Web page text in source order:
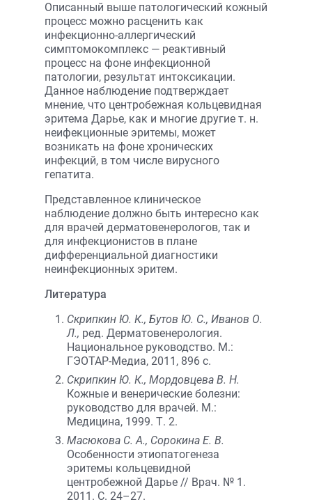
Описанный выше патологический кожный
процесс можно расценить как
инфекционно-аллергический
симптомокомплекс — реактивный
процесс на фоне инфекционной
патологии, результат интоксикации.
Данное наблюдение подтверждает
мнение, что центробежная кольцевидная
эритема Дарье, как и многие другие т. н.
неифекционные эритемы, может
возникать на фоне хронических
инфекций, в том числе вирусного
гепатита.
Представленное клиническое
наблюдение должно быть интересно как
для врачей дерматовенерологов, так и
для инфекционистов в плане
дифференциальной диагностики
неинфекционных эритем.
Литература
Скрипкин Ю. К., Бутов Ю. С., Иванов О.
Л., ред. Дерматовенерология.
Национальное руководство. М.:
ГЭОТАР-Медиа, 2011, 896 c.
Скрипкин Ю. К., Мордовцева В. Н.
Кожные и венерические болезни:
руководство для врачей. М.:
Медицина, 1999. Т. 2.
Масюкова С. А., Сорокина Е. В.
Особенности этиопатогенеза
эритемы кольцевидной
центробежной Дарье // Врач. № 1.
2011. С. 24–27.